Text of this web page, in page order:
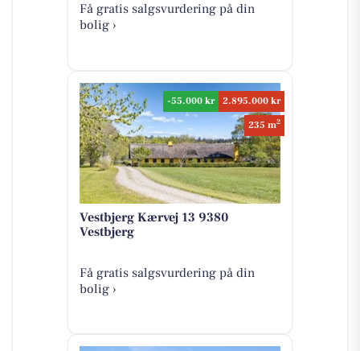
Få gratis salgsvurdering på din
bolig ›
-55.000 kr
2.895.000 kr
235 m2
Vestbjerg Kærvej 13 9380
Vestbjerg
Få gratis salgsvurdering på din
bolig ›